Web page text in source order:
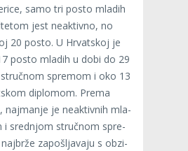
samo tri posto mla­dih
jest neak­tivno, no
20 posto. U Hrvat­skoj je
posto mla­dih u dobi do 29
spre­mom i oko 13
diplo­mom. Prema
naj­ma­nje je neak­tiv­nih mla­
i sred­njom struč­nom spre­
zapoš­lja­vaju s obzi­